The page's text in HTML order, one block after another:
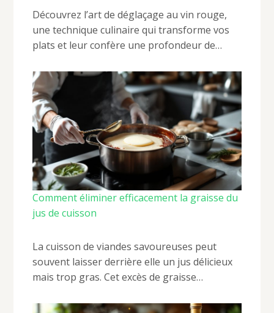
Découvrez l’art de déglaçage au vin rouge,
une technique culinaire qui transforme vos
plats et leur confère une profondeur de…
Comment éliminer efficacement la graisse du
jus de cuisson
La cuisson de viandes savoureuses peut
souvent laisser derrière elle un jus délicieux
mais trop gras. Cet excès de graisse…